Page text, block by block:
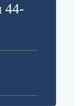
44-